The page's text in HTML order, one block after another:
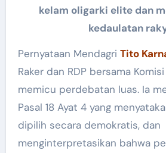
kelam oligarki elite dan
kedaulatan
Pernyataan Mendagri Tito
Raker dan RDP bersama Komisi
memicu perdebatan luas. Ia
Pasal 18 Ayat 4 yang
dipilih secara demokratis, dan
menginterpretasikan bahwa